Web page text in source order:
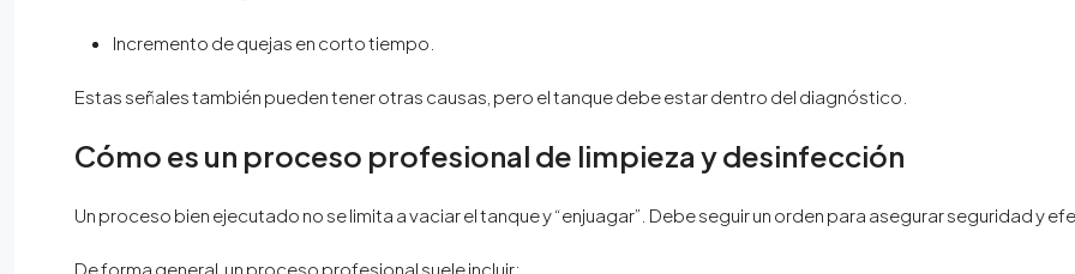
Incremento de quejas en corto tiempo.
Estas señales también pueden tener otras causas, pero el tanque debe estar dentro del diagnóstico.
Cómo es un proceso profesional de limpieza y desinfección
Un proceso bien ejecutado no se limita a vaciar el tanque y “enjuagar”. Debe seguir un orden para asegurar seguridad y
De forma general, un proceso profesional suele incluir: